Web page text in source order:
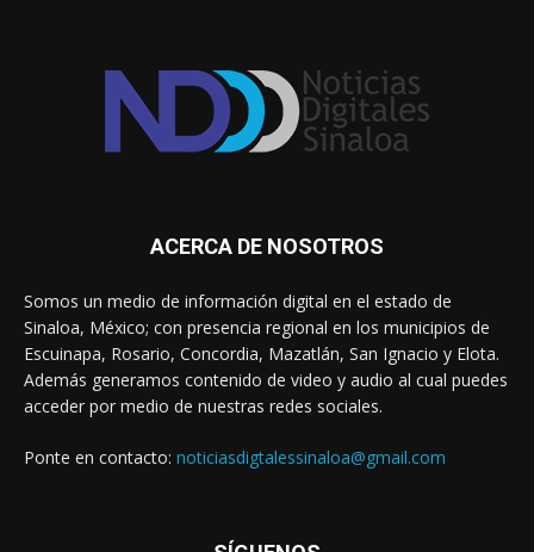
ACERCA DE NOSOTROS
Somos un medio de información digital en el estado de
Sinaloa, México; con presencia regional en los municipios de
Escuinapa, Rosario, Concordia, Mazatlán, San Ignacio y Elota.
Además generamos contenido de video y audio al cual puedes
acceder por medio de nuestras redes sociales.
Ponte en contacto: noticiasdigtalessinaloa@gmail.com